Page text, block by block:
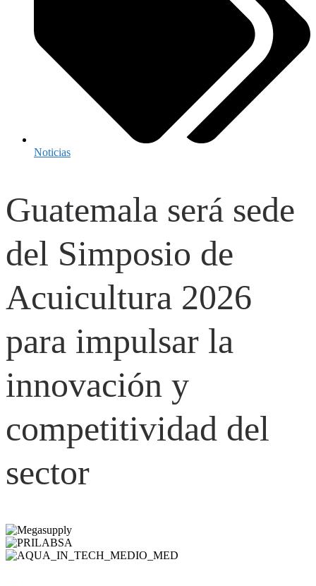
Noticias
Guatemala será sede
del Simposio de
Acuicultura 2026
para impulsar la
innovación y
competitividad del
sector